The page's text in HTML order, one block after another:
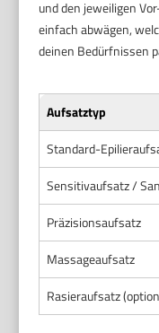
und den jeweiligen
einfach abwägen,
deinen Bedürfnissen
Aufsatztyp
Standard-
Sensitivaufsatz /
Präzisionsaufsatz
Massageaufsatz
Rasieraufsatz